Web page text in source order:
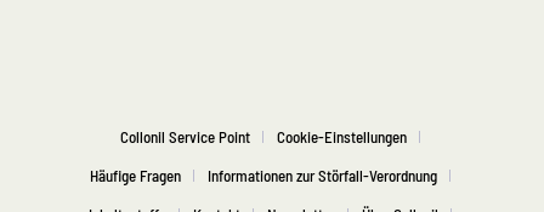
Collonil Service Point
Cookie-Einstellungen
Häufige Fragen
Informationen zur Störfall-Verordnung